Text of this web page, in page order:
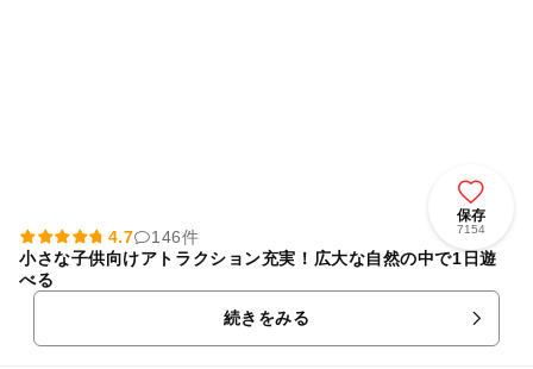
保存
7154
4.7
146件
小さな子供向けアトラクション充実！広大な自然の中で1日遊
べる
続きをみる